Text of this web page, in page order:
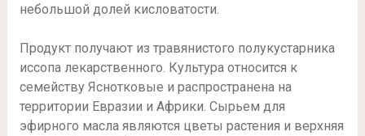
небольшой долей кисловатости.
Продукт получают из травянистого полукустарника
иссопа лекарственного. Культура относится к
семейству Яснотковые и распространена на
территории Евразии и Африки. Сырьем для
эфирного масла являются цветы растения и верхняя